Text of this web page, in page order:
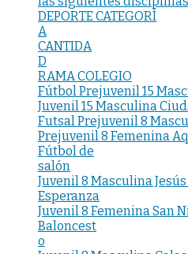
DEPORTE CATEGORÍ
A
CANTIDA
D
RAMA COLEGIO
Fútbol Prejuvenil 15
Juvenil 15 Masculina
Futsal Prejuvenil 8
Prejuvenil 8 Femenina
Fútbol de
salón
Juvenil 8 Masculina
Esperanza
Juvenil 8 Femenina San
Baloncest
o